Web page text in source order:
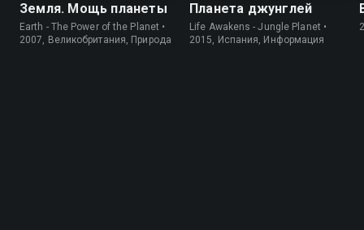
Земля. Мощь планеты
Earth - The Power of the Planet •
2007, Великобритания, Природа
Планета джунглей
Life Awakens - Jungle Planet •
2015, Испания, Информация